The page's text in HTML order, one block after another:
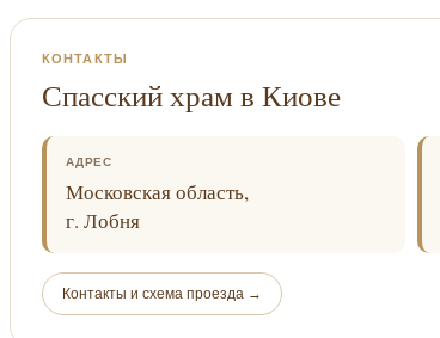
КОНТАКТЫ
Спасский храм в Киове
АДРЕС
Московская область,
г. Лобня
Контакты и схема проезда →